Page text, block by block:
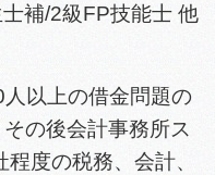
補/2級FP技能士 他
以上の借金問題の
の後会計事務所ス
度の税務、会計、